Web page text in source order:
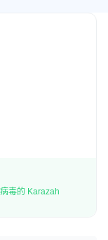
家编写，可确保
们坚信，您的孩子
和对阿拉伯语言非
毒的 Karazah